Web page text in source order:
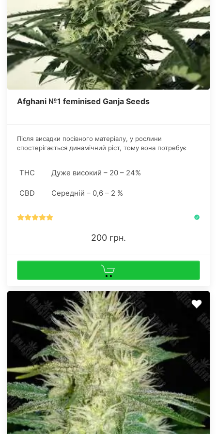
Afghani №1 feminised Ganja Seeds
Після висадки посівного матеріалу, у рослини
спостерігається динамічний ріст, тому вона потребує
пишними, а шишки густо покривають ключові вузли
THC Дуже високий – 20 – 24%
CBD Середній – 0,6 – 2 %
200 грн.